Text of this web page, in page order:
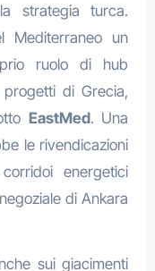
strategia turca.
Mediterraneo un
ruolo di hub
di Grecia,
EastMed. Una
le rivendicazioni
energetici
di Ankara
sui giacimenti